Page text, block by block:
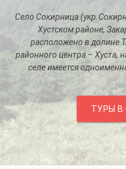
Село Сокирница
Хустском районе,
расположено в долине
районного центра – Хуста,
селе имеется
ТУРЫ В